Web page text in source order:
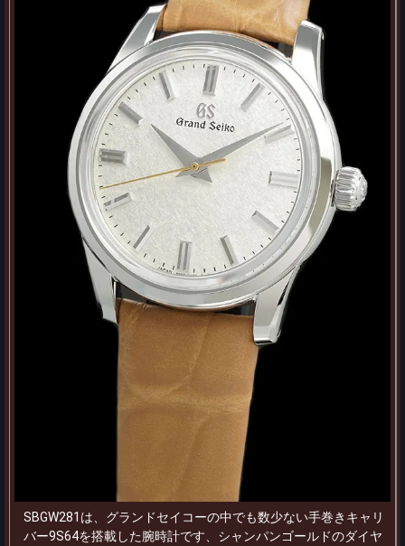
SBGW281は、グランドセイコーの中でも数少ない手巻きキャリ
バー9S64を搭載した腕時計です、シャンパンゴールドのダイヤ